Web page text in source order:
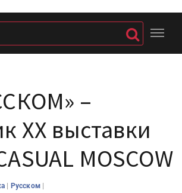
–
XX выставки
MOSCOW
| Русском |